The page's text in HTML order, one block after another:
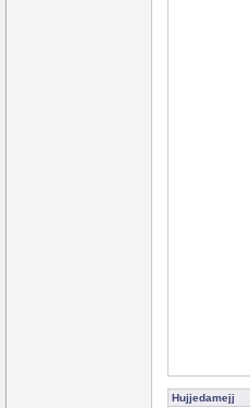
Hujjedamejj